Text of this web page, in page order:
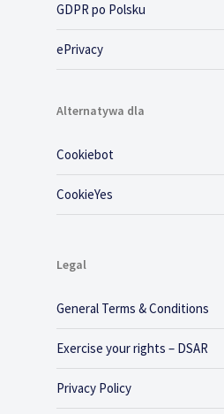
GDPR po Polsku
ePrivacy
Alternatywa dla
Cookiebot
CookieYes
Legal
General Terms & Conditions
Exercise your rights – DSAR
Privacy Policy